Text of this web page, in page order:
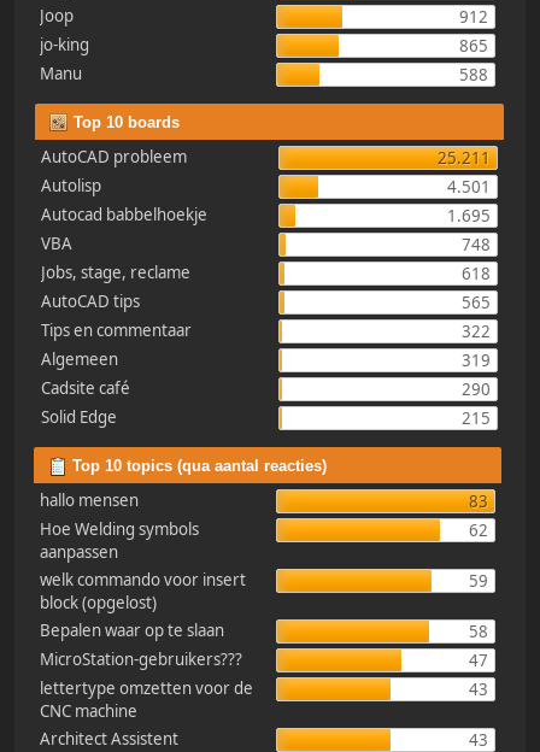
Joop
912
jo-king
865
Manu
588
Top 10 boards
AutoCAD probleem
25.211
Autolisp
4.501
Autocad babbelhoekje
1.695
VBA
748
Jobs, stage, reclame
618
AutoCAD tips
565
Tips en commentaar
322
Algemeen
319
Cadsite café
290
Solid Edge
215
Top 10 topics (qua aantal reacties)
hallo mensen
83
Hoe Welding symbols
aanpassen
62
welk commando voor insert
block (opgelost)
59
Bepalen waar op te slaan
58
MicroStation-gebruikers???
47
lettertype omzetten voor de
CNC machine
43
Architect Assistent
43